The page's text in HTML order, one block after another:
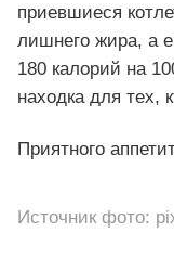
приевшиеся
лишнего жира, а
180 калорий на
находка для тех,
Приятного
Источник фото: